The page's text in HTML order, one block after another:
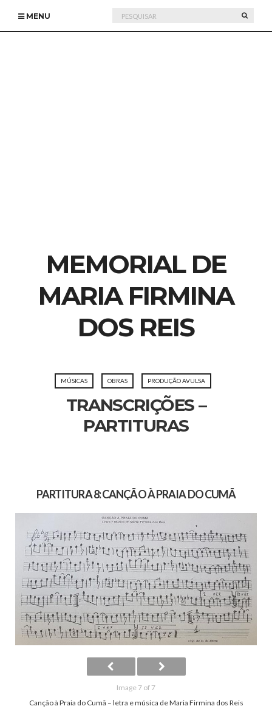
MENU
Pesquisar
por:
MEMORIAL DE
MARIA FIRMINA
DOS REIS
MÚSICAS OBRAS PRODUÇÃO AVULSA
TRANSCRIÇÕES –
PARTITURAS
PARTITURA 8: CANÇÃO À PRAIA DO CUMÃ
Image 7 of 7
Canção à Praia do Cumã – letra e música de Maria Firmina dos Reis